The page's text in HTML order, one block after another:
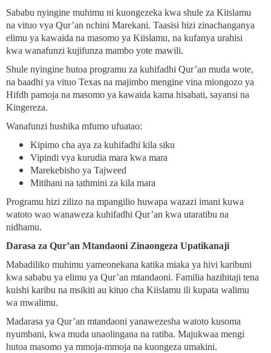
Sababu nyingine muhimu ni kuongezeka kwa shule za Kiislamu
na vituo vya Qur’an nchini Marekani. Taasisi hizi zinachanganya
elimu ya kawaida na masomo ya Kiislamu, na kufanya urahisi
kwa wanafunzi kujifunza mambo yote mawili.
Shule nyingine hutoa programu za kuhifadhi Qur’an muda wote,
na baadhi ya vituo Texas na majimbo mengine vina miongozo ya
Hifdh pamoja na masomo ya kawaida kama hisabati, sayansi na
Kingereza.
Wanafunzi hushika mfumo ufuatao:
Kipimo cha aya za kuhifadhi kila siku
Vipindi vya kurudia mara kwa mara
Marekebisho ya Tajweed
Mitihani na tathmini za kila mara
Programu hizi zilizo na mpangilio huwapa wazazi imani kuwa
watoto wao wanaweza kuhifadhi Qur’an kwa utaratibu na
nidhamu.
Darasa za Qur’an Mtandaoni Zinaongeza Upatikanaji
Mabadiliko muhimu yameonekana katika miaka ya hivi karibuni
kwa sababu ya elimu ya Qur’an mtandaoni. Familia hazihitaji tena
kuishi karibu na msikiti au kituo cha Kiislamu ili kupata walimu
wa mwalimu.
Madarasa ya Qur’an mtandaoni yanawezesha watoto kusoma
nyumbani, kwa muda unaolingana na ratiba. Majukwaa mengi
hutoa masomo ya mmoja-mmoja na kuongeza umakini.